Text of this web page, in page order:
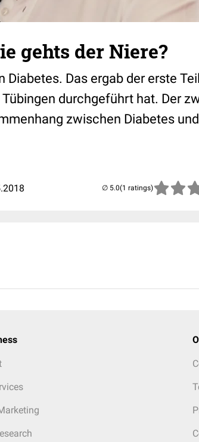
gehts der Niere?
Das ergab der erste
durchgeführt hat. Der
zwischen Diabetes und
(1 ratings)